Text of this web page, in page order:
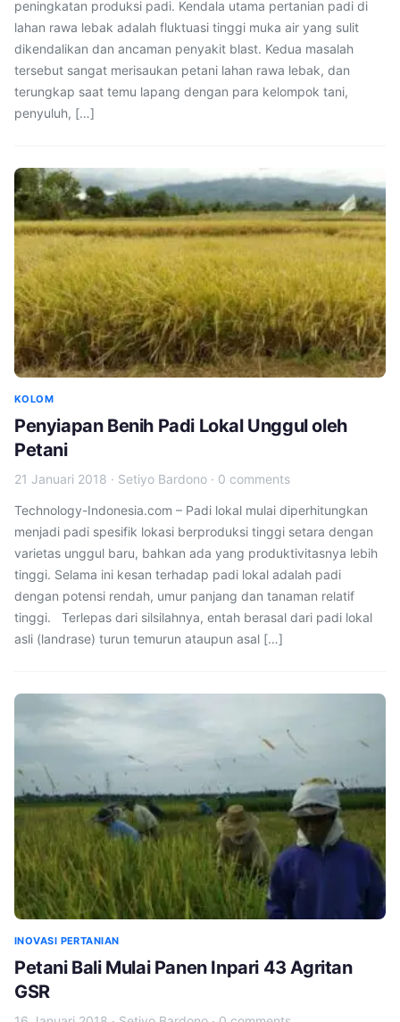
peningkatan produksi padi. Kendala utama pertanian padi di
lahan rawa lebak adalah fluktuasi tinggi muka air yang sulit
dikendalikan dan ancaman penyakit blast. Kedua masalah
tersebut sangat merisaukan petani lahan rawa lebak, dan
terungkap saat temu lapang dengan para kelompok tani,
penyuluh, […]
KOLOM
Penyiapan Benih Padi Lokal Unggul oleh
Petani
21 Januari 2018 · Setiyo Bardono · 0 comments
Technology-Indonesia.com – Padi lokal mulai diperhitungkan
menjadi padi spesifik lokasi berproduksi tinggi setara dengan
varietas unggul baru, bahkan ada yang produktivitasnya lebih
tinggi. Selama ini kesan terhadap padi lokal adalah padi
dengan potensi rendah, umur panjang dan tanaman relatif
tinggi. Terlepas dari silsilahnya, entah berasal dari padi lokal
asli (landrase) turun temurun ataupun asal […]
INOVASI PERTANIAN
Petani Bali Mulai Panen Inpari 43 Agritan
GSR